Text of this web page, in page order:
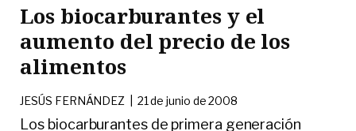
Los biocarburantes y el
aumento del precio de los
alimentos
JESÚS FERNÁNDEZ 21 de junio de 2008
Los biocarburantes de primera generación